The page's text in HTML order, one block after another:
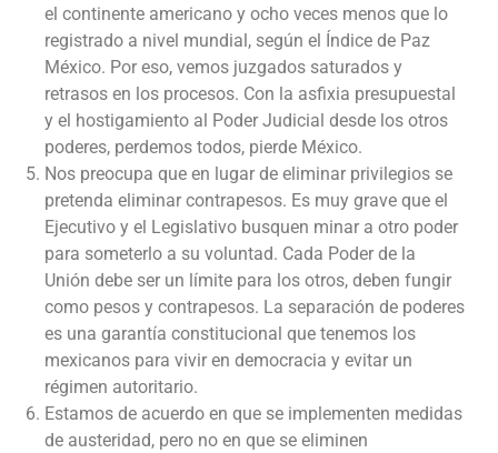
el continente americano y ocho veces menos que lo
registrado a nivel mundial, según el Índice de Paz
México. Por eso, vemos juzgados saturados y
retrasos en los procesos. Con la asfixia presupuestal
y el hostigamiento al Poder Judicial desde los otros
poderes, perdemos todos, pierde México.
Nos preocupa que en lugar de eliminar privilegios se
pretenda eliminar contrapesos. Es muy grave que el
Ejecutivo y el Legislativo busquen minar a otro poder
para someterlo a su voluntad. Cada Poder de la
Unión debe ser un límite para los otros, deben fungir
como pesos y contrapesos. La separación de poderes
es una garantía constitucional que tenemos los
mexicanos para vivir en democracia y evitar un
régimen autoritario.
Estamos de acuerdo en que se implementen medidas
de austeridad, pero no en que se eliminen